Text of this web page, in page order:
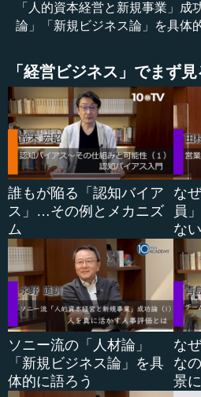
化をどうしていくべきか。ある
る、進出していくとき、どうす
れてきているだけに、いろんな
出てくると思います。
最初にお聞きしたいのが人材論
人材というか、変わり者、変人
ました。ただ一面、変人には面
から、組織の中だと「規則を守
算が遅い」とか、いろいろ問題を
す。
そこですごく印象深かったのは
だ」と（いうお話です）。クリエ
ント型の人を組み合わせること
普通の会社だと、評価基準は同
ところもあります。そういう中
せができる、プロデューサー型
価されがちです。
水野 そうですね。
「人的資本経営と新規事業」成
論」「新規ビジネス論」を具体
「経営ビジネス」でまず
誰もが陥る「認知バイア
ス」…その例とメカニズ
ム
な
員
な
ソニー流の「人材論」
「新規ビジネス論」を具
体的に語ろう
な
な
景